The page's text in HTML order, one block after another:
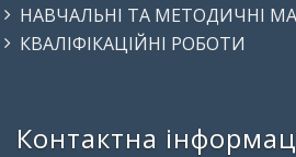
НАВЧАЛЬНІ ТА МЕТОДИЧНІ
КВАЛІФІКАЦІЙНІ РОБОТИ
Контактна